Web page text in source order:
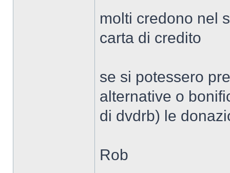
molti credono nel
carta di credito
se si potessero
alternative o
di dvdrb) le
Rob